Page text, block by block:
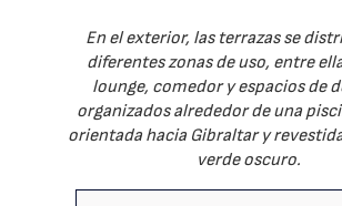
En el exterior, las terrazas se
diferentes zonas de uso, entre
lounge, comedor y espacios de
organizados alrededor de una
orientada hacia Gibraltar y
verde oscuro.